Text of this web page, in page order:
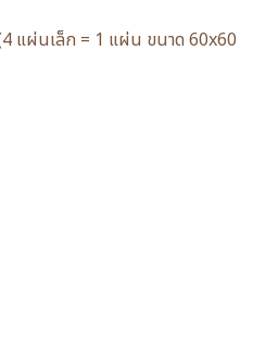
แผ่นเล็ก = 1 แผ่น ขนาด 60x60